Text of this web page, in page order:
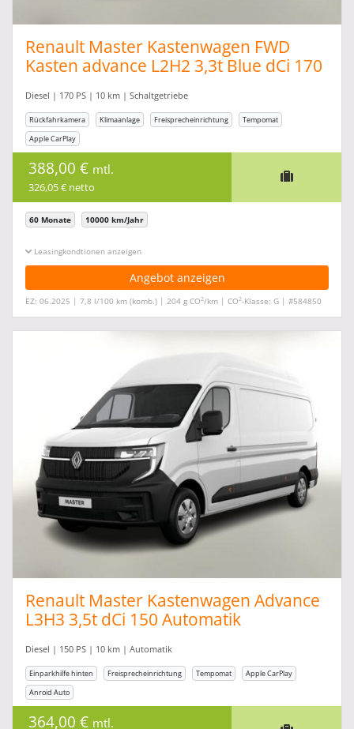
Renault Master Kastenwagen FWD
Kasten advance L2H2 3,3t Blue dCi 170
Diesel | 170 PS | 10 km | Schaltgetriebe
Rückfahrkamera Klimaanlage Freisprecheinrichtung
Tempomat
Apple CarPlay
388,00 € mtl.
326,05 € netto
60 Monate 10000 km/Jahr
Leasingkonditionen ein-/ausblenden
Angebot anzeigen
EZ: 06.2025 | 7,8 l/100 km (komb.) | 204 g CO2/km | CO2-Klasse: G | #584850
Renault Master Kastenwagen Advance
L3H3 3,5t dCi 150 Automatik
Diesel | 150 PS | 10 km | Automatik
Einparkhilfe hinten Freisprecheinrichtung Tempomat
Apple CarPlay
Anroid Auto
364,00 € mtl.